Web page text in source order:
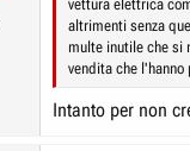
vettura elettrica
altrimenti senza
multe inutile che si
vendita che
Intanto per non